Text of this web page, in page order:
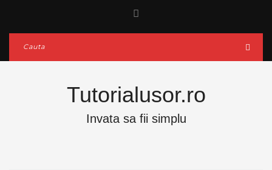
Tutorialusor.ro
Invata sa fii simplu